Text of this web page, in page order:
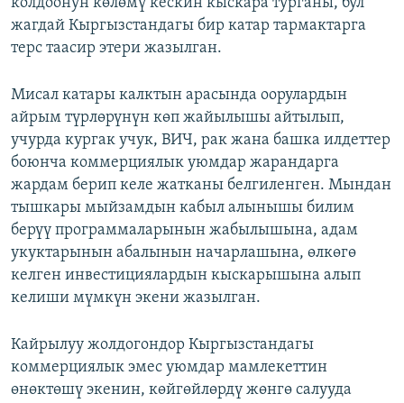
колдоонун көлөмү кескин кыскара турганы, бул
жагдай Кыргызстандагы бир катар тармактарга
терс таасир этери жазылган.
Мисал катары калктын арасында оорулардын
айрым түрлөрүнүн көп жайылышы айтылып,
учурда кургак учук, ВИЧ, рак жана башка илдеттер
боюнча коммерциялык уюмдар жарандарга
жардам берип келе жатканы белгиленген. Мындан
тышкары мыйзамдын кабыл алынышы билим
берүү программаларынын жабылышына, адам
укуктарынын абалынын начарлашына, өлкөгө
келген инвестициялардын кыскарышына алып
келиши мүмкүн экени жазылган.
Кайрылуу жолдогондор Кыргызстандагы
коммерциялык эмес уюмдар мамлекеттин
өнөктөшү экенин, көйгөйлөрдү жөнгө салууда